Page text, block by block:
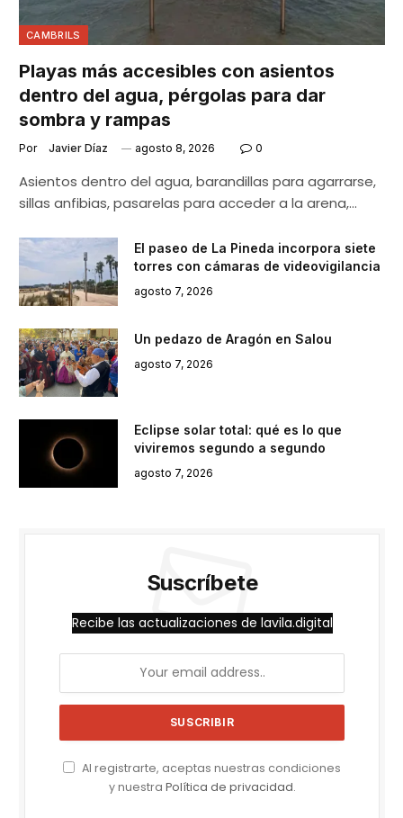
CAMBRILS
Playas más accesibles con asientos
dentro del agua, pérgolas para dar
sombra y rampas
Por Javier Díaz agosto 8, 2026 0
Asientos dentro del agua, barandillas para agarrarse,
sillas anfibias, pasarelas para acceder a la arena,…
El paseo de La Pineda incorpora siete
torres con cámaras de videovigilancia
agosto 7, 2026
Un pedazo de Aragón en Salou
agosto 7, 2026
Eclipse solar total: qué es lo que
viviremos segundo a segundo
agosto 7, 2026
Suscríbete
Recibe las actualizaciones de lavila.digital
Al registrarte, aceptas nuestras condiciones
y nuestra Política de privacidad.